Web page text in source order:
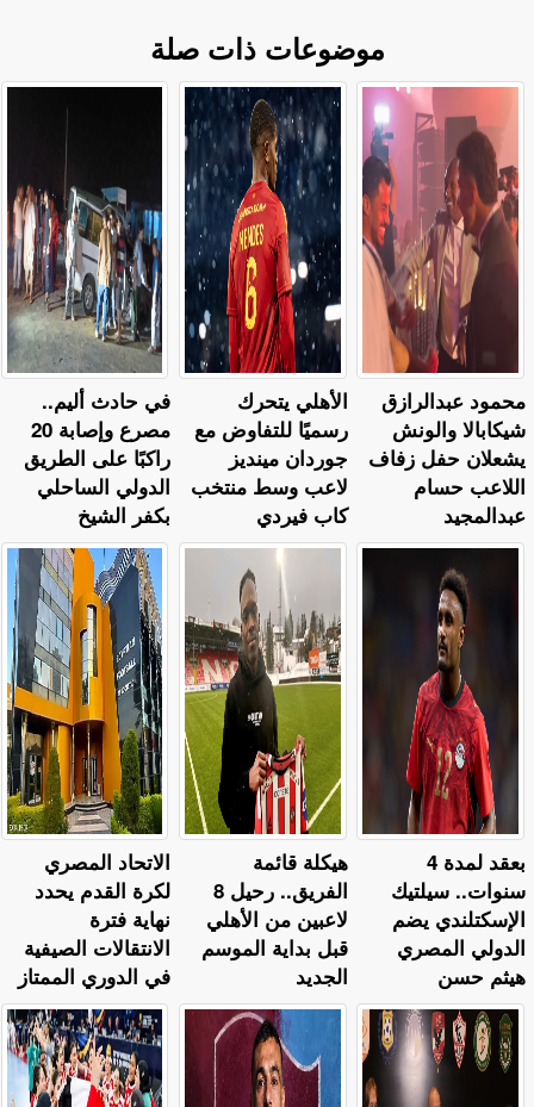
موضوعات ذات صلة
في حادث أليم..
مصرع وإصابة 20
راكبًا على الطريق
الدولي الساحلي
بكفر الشيخ
الأهلي يتحرك
رسميًا للتفاوض مع
جوردان مينديز
لاعب وسط منتخب
كاب فيردي
محمود عبدالرازق
شيكابالا والونش
يشعلان حفل زفاف
اللاعب حسام
عبدالمجيد
الاتحاد المصري
لكرة القدم يحدد
نهاية فترة
الانتقالات الصيفية
في الدوري الممتاز
هيكلة قائمة
الفريق.. رحيل 8
لاعبين من الأهلي
قبل بداية الموسم
الجديد
بعقد لمدة 4
سنوات.. سيلتيك
الإسكتلندي يضم
الدولي المصري
هيثم حسن